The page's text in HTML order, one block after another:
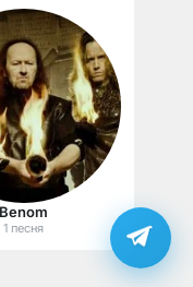
Benom
1 песня